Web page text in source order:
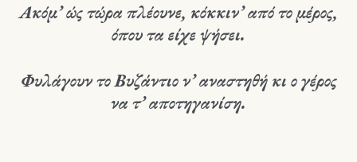
Ακόμ’ ώς τώρα πλέουνε, κόκκιν’ από το μέρος,
όπου τα είχε ψήσει.
Φυλάγουν το Βυζάντιο ν’ αναστηθή κι ο γέρος
να τ’ αποτηγανίση.